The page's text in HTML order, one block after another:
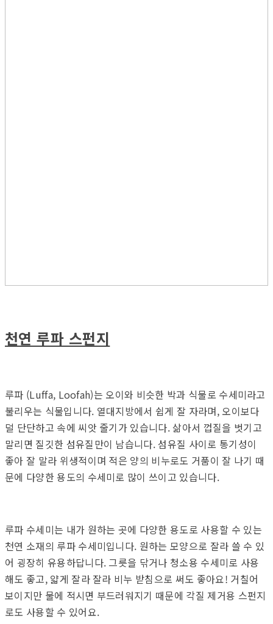
천연 루파 스펀지
루파 (Luffa, Loofah)는 오이와 비슷한 박과 식물로 수세미라고
불리우는 식물입니다. 열대지방에서 쉽게 잘 자라며, 오이보다
덜 단단하고 속에 씨앗 줄기가 있습니다. 삶아서 껍질을 벗기고
말리면 질깃한 섬유질만이 남습니다. 섬유질 사이로 통기성이
좋아 잘 말라 위생적이며 적은 양의 비누로도 거품이 잘 나기 때
문에 다양한 용도의 수세미로 많이 쓰이고 있습니다.
루파 수세미는 내가 원하는 곳에 다양한 용도로 사용할 수 있는
천연 소재의 루파 수세미입니다. 원하는 모양으로 잘라 쓸 수 있
어 굉장히 유용하답니다. 그릇을 닦거나 청소용 수세미로 사용
해도 좋고, 얇게 잘라 잘라 비누 받침으로 써도 좋아요! 거칠어
보이지만 물에 적시면 부드러워지기 때문에 각질 제거용 스펀지
로도 사용할 수 있어요.